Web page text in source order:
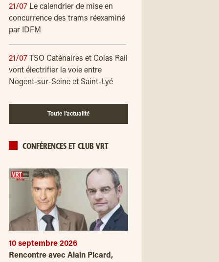
21/07 Le calendrier de mise en
concurrence des trams réexaminé
par IDFM
21/07
TSO Caténaires et Colas Rail
vont électrifier la voie entre
Nogent-sur-Seine et Saint-Lyé
Toute l’actualité
CONFÉRENCES ET CLUB VRT
10 septembre 2026
Rencontre avec Alain Picard,